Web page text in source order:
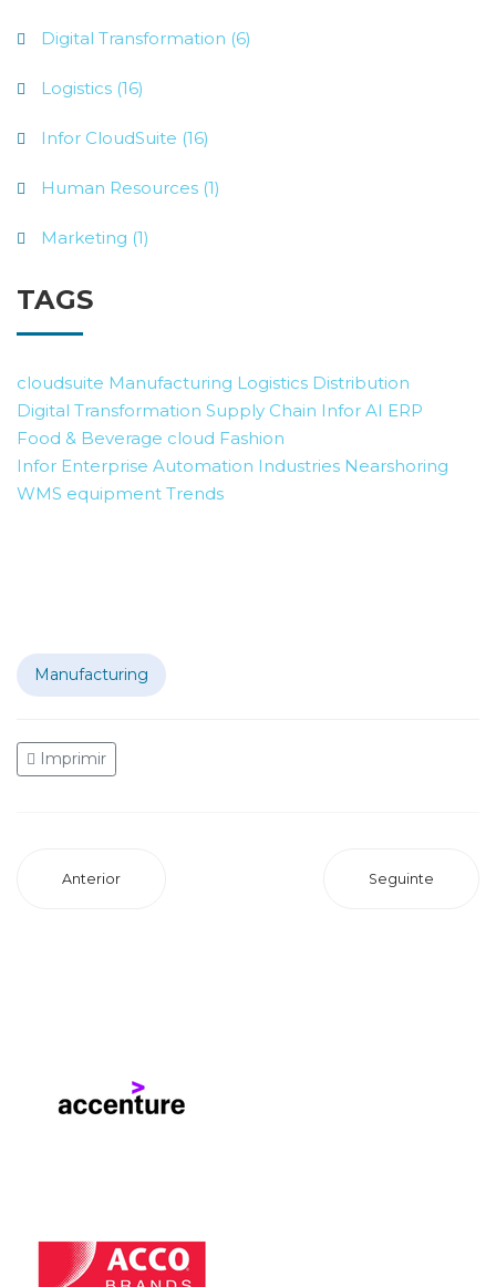
Digital Transformation (6)
Logistics (16)
Infor CloudSuite (16)
Human Resources (1)
Marketing (1)
TAGS
cloudsuite Manufacturing Logistics Distribution
Digital Transformation Supply Chain Infor AI ERP
Food & Beverage cloud Fashion
Infor Enterprise Automation Industries Nearshoring
WMS equipment Trends
Manufacturing
Imprimir
Anterior Seguinte